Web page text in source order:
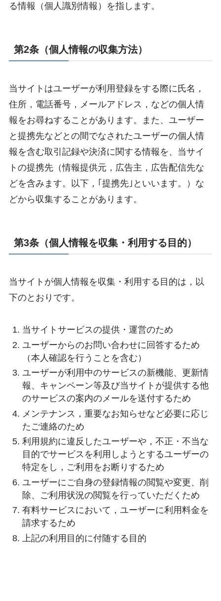
る情報（個人識別情報）を指します。
第2条（個人情報の収集方法）
当サイトはユーザーが利用登録をする際に氏名，
住所，電話番号，メールアドレス，などの個人情
報をお尋ねすることがあります。また、ユーザー
と提携先などとの間でなされたユーザーの個人情
報を含む取引記録や決済に関する情報を、当サイ
トの提携先（情報提供元，広告主，広告配信先な
どを含みます。以下，｢提携先｣といいます。）な
どから収集することがあります。
第3条（個人情報を収集・利用する目的）
当サイトが個人情報を収集・利用する目的は，以
下のとおりです。
当サイトサービスの提供・運営のため
ユーザーからのお問い合わせに回答するため
（本人確認を行うことを含む）
ユーザーが利用中のサービスの新機能、更新情
報、キャンペーン等及び当サイトが提供する他
のサービスの案内のメールを送付するため
メンテナンス，重要なお知らせなど必要に応じ
たご連絡のため
利用規約に違反したユーザーや，不正・不当な
目的でサービスを利用しようとするユーザーの
特定をし，ご利用をお断りするため
ユーザーにご自身の登録情報の閲覧や変更、削
除、ご利用状況の閲覧を行っていただくため
有料サービスにおいて，ユーザーに利用料金を
請求するため
上記の利用目的に付随する目的